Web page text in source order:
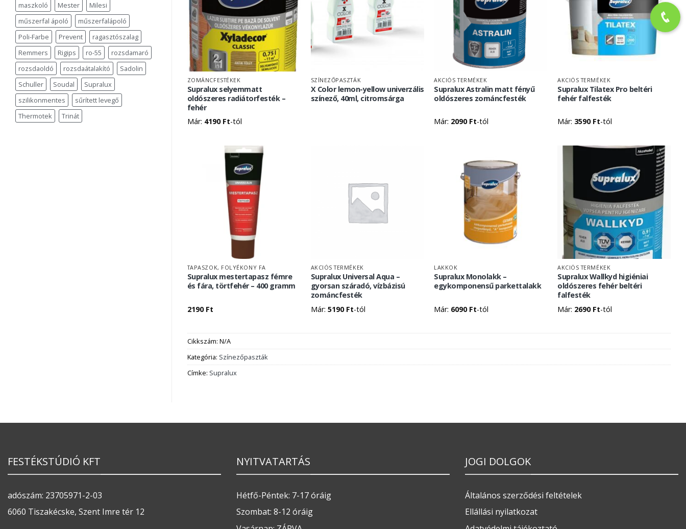
maszkoló
Mester
Milesi
műszerfal ápoló
műszerfalápoló
Poli-Farbe
Prevent
ragasztószalag
Remmers
Rigips ro-55
rozsdamaró
rozsdaoldó
rozsdaátalakító
Sadolin
Schuller
Soudal
Supralux
szilikonmentes
sűrített levegő
Thermotek
Trinát
ZOMÁNCFESTÉKEK
Supralux selyemmatt
oldószeres radiátorfesték –
fehér
Már: 4190 Ft-tól
SZÍNEZŐPASZTÁK
X Color lemon-yellow univerzális
színező, 40ml, citromsárga
AKCIÓS TERMÉKEK
Supralux Astralin matt fényű
oldószeres zománcfesték
Már: 2090 Ft-tól
AKCIÓS TERMÉKEK
Supralux Tilatex Pro beltéri
fehér falfesték
Már: 3590 Ft-tól
TAPASZOK, FOLYÉKONY FA
Supralux mestertapasz fémre
és fára, törtfehér – 400 gramm
2190 Ft
AKCIÓS TERMÉKEK
Supralux Universal Aqua –
gyorsan száradó, vízbázisú
zománcfesték
Már: 5190 Ft-tól
LAKKOK
Supralux Monolakk –
egykomponensű parkettalakk
Már: 6090 Ft-tól
AKCIÓS TERMÉKEK
Supralux Wallkyd higiéniai
oldószeres fehér beltéri
falfesték
Már: 2690 Ft-tól
Cikkszám: N/A
Kategória: Színezőpaszták
Címke: Supralux
FESTÉKSTÚDIÓ KFT
adószám: 23705971-2-03
6060 Tiszakécske, Szent Imre tér 12
NYITVATARTÁS
Hétfő-Péntek: 7-17 óráig
Szombat: 8-12 óráig
JOGI DOLGOK
Általános szerződési feltételek
Ellállási nyilatkozat